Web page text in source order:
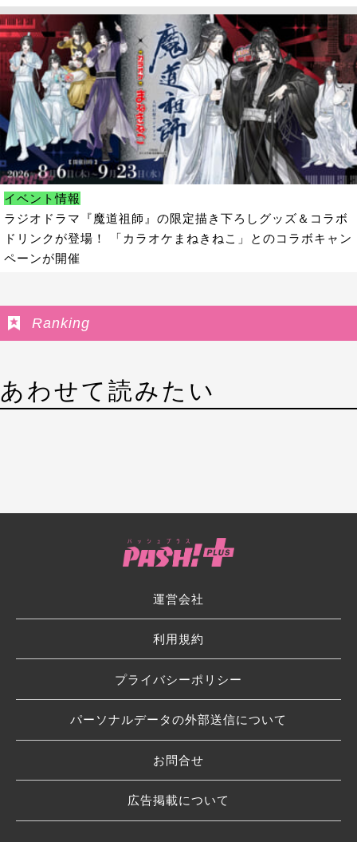
イベント情報
ラジオドラマ『魔道祖師』の限定描き下ろしグッズ＆コラボ
ドリンクが登場！ 「カラオケまねきねこ」とのコラボキャン
ペーンが開催
Ranking
あわせて読みたい
運営会社
利用規約
プライバシーポリシー
パーソナルデータの外部送信について
お問合せ
広告掲載について